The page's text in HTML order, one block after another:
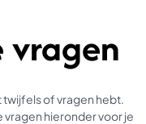
vragen
of vragen hebt.
hieronder voor je